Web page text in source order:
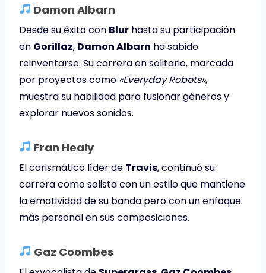
Damon Albarn
Desde su éxito con Blur hasta su participación
en Gorillaz, Damon Albarn ha sabido
reinventarse. Su carrera en solitario, marcada
por proyectos como «Everyday Robots»,
muestra su habilidad para fusionar géneros y
explorar nuevos sonidos.
Fran Healy
El carismático líder de Travis, continuó su
carrera como solista con un estilo que mantiene
la emotividad de su banda pero con un enfoque
más personal en sus composiciones.
Gaz Coombes